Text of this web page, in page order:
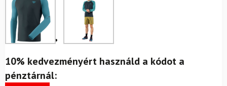
10% kedvezményért használd a kódot a
pénztárnál: